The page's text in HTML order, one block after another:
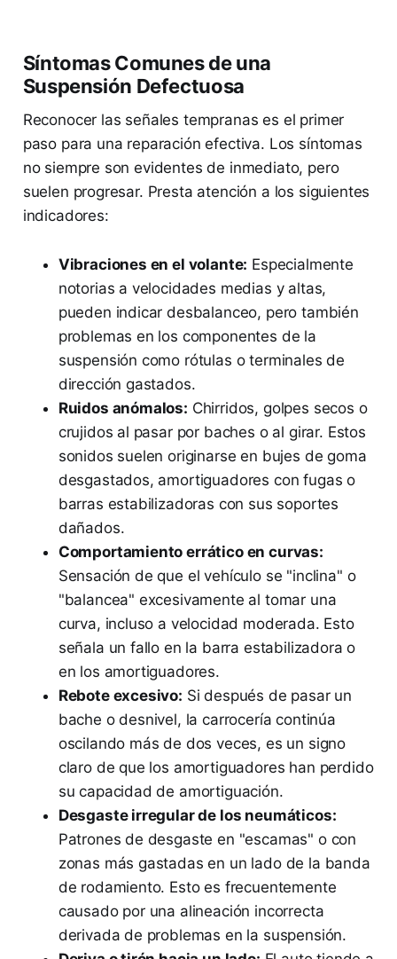
Síntomas Comunes de una
Suspensión Defectuosa
Reconocer las señales tempranas es el primer
paso para una reparación efectiva. Los síntomas
no siempre son evidentes de inmediato, pero
suelen progresar. Presta atención a los siguientes
indicadores:
Vibraciones en el volante: Especialmente
notorias a velocidades medias y altas,
pueden indicar desbalanceo, pero también
problemas en los componentes de la
suspensión como rótulas o terminales de
dirección gastados.
Ruidos anómalos: Chirridos, golpes secos o
crujidos al pasar por baches o al girar. Estos
sonidos suelen originarse en bujes de goma
desgastados, amortiguadores con fugas o
barras estabilizadoras con sus soportes
dañados.
Comportamiento errático en curvas:
Sensación de que el vehículo se "inclina" o
"balancea" excesivamente al tomar una
curva, incluso a velocidad moderada. Esto
señala un fallo en la barra estabilizadora o
en los amortiguadores.
Rebote excesivo: Si después de pasar un
bache o desnivel, la carrocería continúa
oscilando más de dos veces, es un signo
claro de que los amortiguadores han perdido
su capacidad de amortiguación.
Desgaste irregular de los neumáticos:
Patrones de desgaste en "escamas" o con
zonas más gastadas en un lado de la banda
de rodamiento. Esto es frecuentemente
causado por una alineación incorrecta
derivada de problemas en la suspensión.